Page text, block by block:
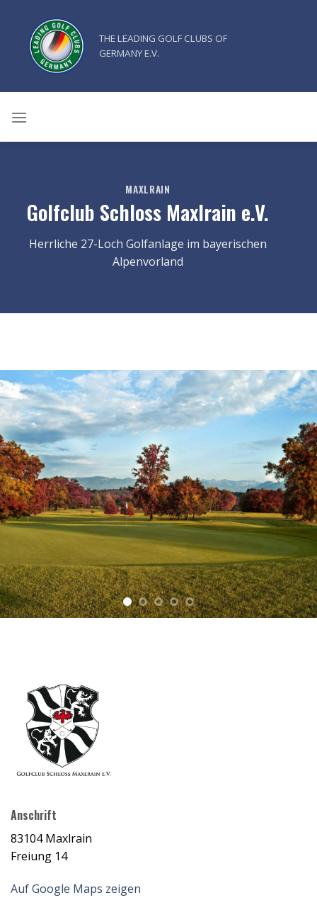
springen
THE LEADING GOLF CLUBS OF
GERMANY E.V.
MAXLRAIN
Golfclub Schloss Maxlrain e.V.
Herrliche 27-Loch Golfanlage im bayerischen
Alpenvorland
Anschrift
83104 Maxlrain
Freiung 14
Auf Google Maps zeigen